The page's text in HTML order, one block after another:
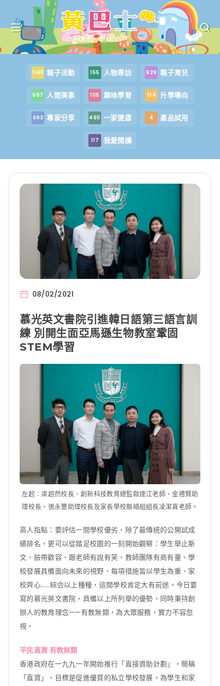
1145 親子活動 155 人物專訪 929 親子育兒
557 人間美事 105 趣味學習 134 升學導向
693 專家分享 465 一家健康 4 產品試用
117 我愛閱讀
08/02/2021
慕光英文書院引進韓日語第三語言訓
練 別開生面亞馬遜生物教室鞏固
STEM學習
左起：梁超然校長、創新科技教育總監歐達江老師、金禮賢助
理校長、張永豐助理校長及家長學校聯絡組組長凌潔真老師。
高人指點：要評估一間學校優劣，除了最傳統的公開試成
績排名，更可以從踏足校園的一刻開始觀察：學生舉止斯
文、臉帶歡容、跟老師有說有笑、教師團隊有商有量、學
校發展具備面向未來的視野、每項措施皆以學生為重、家
校齊心……綜合以上種種，這間學校肯定大有前途。今日要
寫的慕光英文書院，具備以上所列舉的優勢，同時秉持創
辦人的教育理念——有教無類，為大眾服務，實力不容忽
視。
平民直資 有教無類
香港政府在一九九一年開始推行「直接資助計劃」，簡稱
「直資」，目標是促進優質的私立學校發展，為學生和家